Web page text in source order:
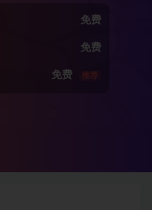
免费
免费
免费 推荐